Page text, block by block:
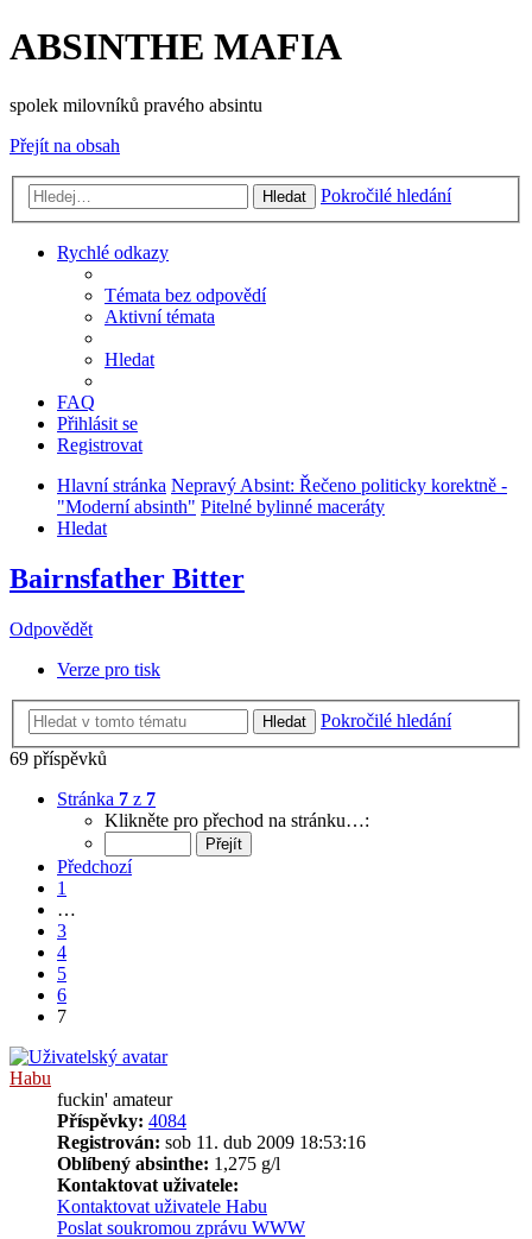
ABSINTHE MAFIA
spolek milovníků pravého absintu
Přejít na obsah
Hledat Pokročilé hledání
Rychlé odkazy
Témata bez odpovědí
Aktivní témata
Hledat
FAQ
Přihlásit se
Registrovat
Hlavní stránka Nepravý Absint: Řečeno politicky korektně -
"Moderní absinth" Pitelné bylinné maceráty
Hledat
Bairnsfather Bitter
Odpovědět
Verze pro tisk
Hledat
Pokročilé hledání
69 příspěvků
Stránka 7 z 7
Klikněte pro přechod na stránku…:
Předchozí
1
…
3
4
5
6
7
Habu
fuckin' amateur
Příspěvky: 4084
Registrován: sob 11. dub 2009 18:53:16
Oblíbený absinthe: 1,275 g/l
Kontaktovat uživatele:
Kontaktovat uživatele Habu
Poslat soukromou zprávu WWW